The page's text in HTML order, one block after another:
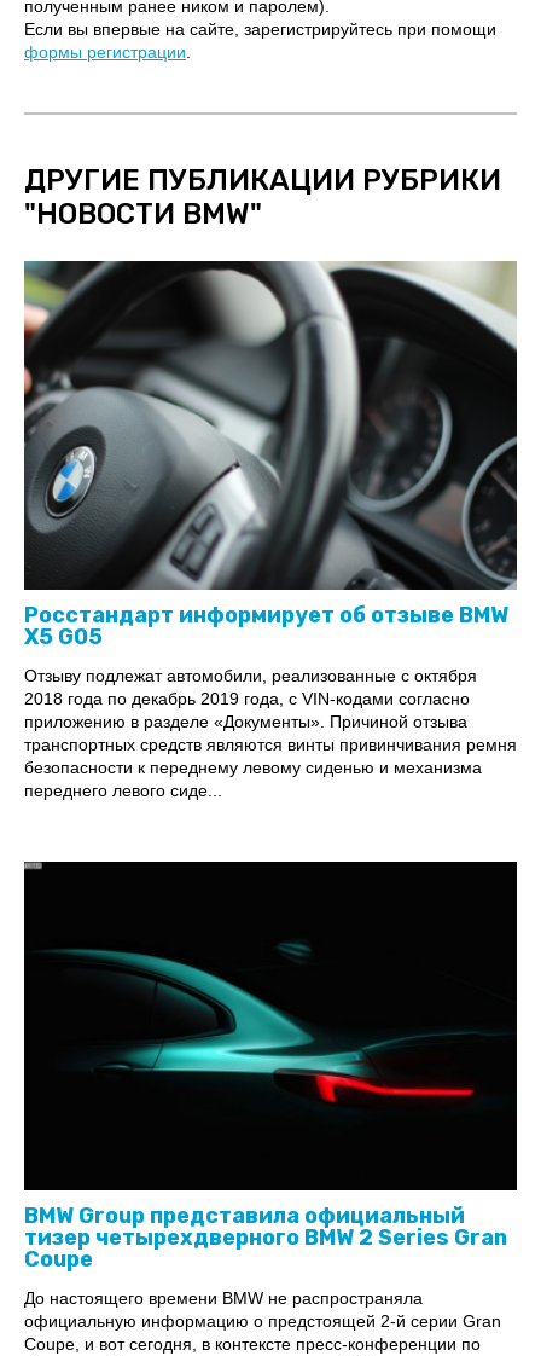
полученным ранее ником и паролем).
Если вы впервые на сайте, зарегистрируйтесь при помощи
формы регистрации
ДРУГИЕ ПУБЛИКАЦИИ РУБРИКИ
"НОВОСТИ BMW"
Росстандарт информирует об отзыве BMW
X5 G05
Отзыву подлежат автомобили, реализованные с октября
2018 года по декабрь 2019 года, с VIN-кодами согласно
приложению в разделе «Документы». Причиной отзыва
транспортных средств являются винты привинчивания ремня
безопасности к переднему левому сиденью и механизма
переднего левого сиде...
BMW Group представила официальный
тизер четырехдверного BMW 2 Series Gran
Coupe
До настоящего времени BMW не распространяла
официальную информацию о предстоящей 2-й серии Gran
Coupe, и вот сегодня, в контексте пресс-конференции по